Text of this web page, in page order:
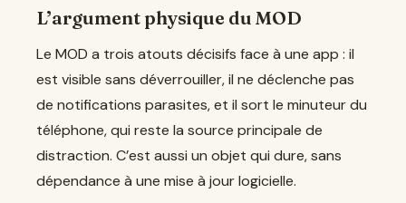
L’argument physique du MOD
Le MOD a trois atouts décisifs face à une app : il
est visible sans déverrouiller, il ne déclenche pas
de notifications parasites, et il sort le minuteur du
téléphone, qui reste la source principale de
distraction. C’est aussi un objet qui dure, sans
dépendance à une mise à jour logicielle.